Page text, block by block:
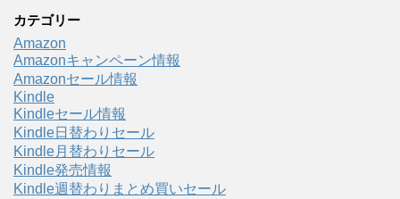
カテゴリー
Amazon
Amazonキャンペーン情報
Amazonセール情報
Kindle
Kindleセール情報
Kindle日替わりセール
Kindle月替わりセール
Kindle発売情報
Kindle週替わりまとめ買いセール